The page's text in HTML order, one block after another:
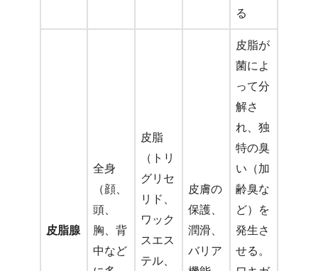
る
皮脂腺
全身
（顔、
頭、
胸、背
中など
皮脂
（トリ
グリセ
リド、
ワック
スエス
テル、
皮膚の
保護、
潤滑、
バリア
皮脂が
菌によ
って分
解さ
れ、独
特の臭
い（加
齢臭な
ど）を
発生さ
せる。